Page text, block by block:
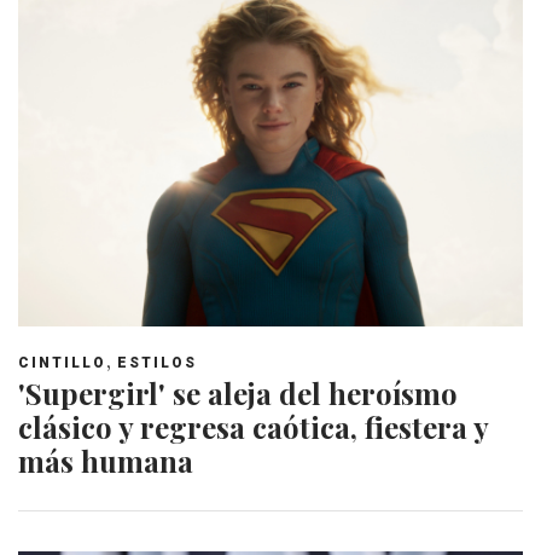
CINTILLO , ESTILOS
'Supergirl' se aleja del heroísmo
clásico y regresa caótica, fiestera y
más humana